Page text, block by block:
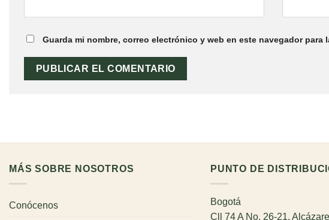
Guarda mi nombre, correo electrónico y web en este navegador para
MÁS SOBRE NOSOTROS
Conócenos
PUNTO DE
Bogotá
Cll 74 A No. 26-21,